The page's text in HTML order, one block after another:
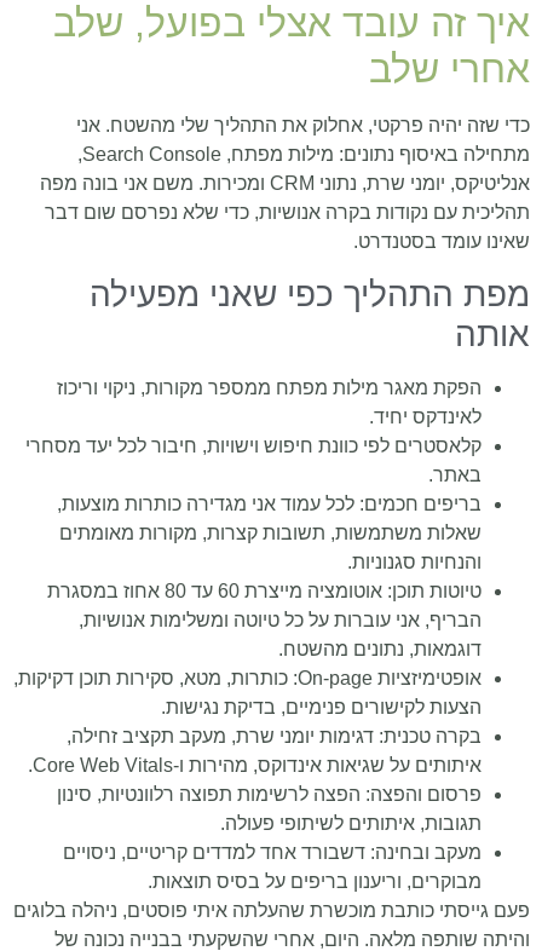
איך זה עובד אצלי בפועל, שלב
אחרי שלב
כדי שזה יהיה פרקטי, אחלוק את התהליך שלי מהשטח. אני
מתחילה באיסוף נתונים: מילות מפתח, Search Console,
אנליטיקס, יומני שרת, נתוני CRM ומכירות. משם אני בונה מפה
תהליכית עם נקודות בקרה אנושיות, כדי שלא נפרסם שום דבר
שאינו עומד בסטנדרט.
מפת התהליך כפי שאני מפעילה
אותה
הפקת מאגר מילות מפתח ממספר מקורות, ניקוי וריכוז
לאינדקס יחיד.
קלאסטרים לפי כוונת חיפוש וישויות, חיבור לכל יעד מסחרי
באתר.
בריפים חכמים: לכל עמוד אני מגדירה כותרות מוצעות,
שאלות משתמשות, תשובות קצרות, מקורות מאומתים
והנחיות סגנוניות.
טיוטות תוכן: אוטומציה מייצרת 60 עד 80 אחוז במסגרת
הבריף, אני עוברות על כל טיוטה ומשלימות אנושיות,
דוגמאות, נתונים מהשטח.
אופטימיזציות On‑page: כותרות, מטא, סקירות תוכן דקיקות,
הצעות לקישורים פנימיים, בדיקת נגישות.
בקרה טכנית: דגימות יומני שרת, מעקב תקציב זחילה,
איתותים על שגיאות אינדוקס, מהירות ו‑Core Web Vitals.
פרסום והפצה: הפצה לרשימות תפוצה רלוונטיות, סינון
תגובות, איתותים לשיתופי פעולה.
מעקב ובחינה: דשבורד אחד למדדים קריטיים, ניסויים
מבוקרים, וריענון בריפים על בסיס תוצאות.
פעם גייסתי כותבת מוכשרת שהעלתה איתי פוסטים, ניהלה בלוגים
והיתה שותפה מלאה. היום, אחרי שהשקעתי בבנייה נכונה של